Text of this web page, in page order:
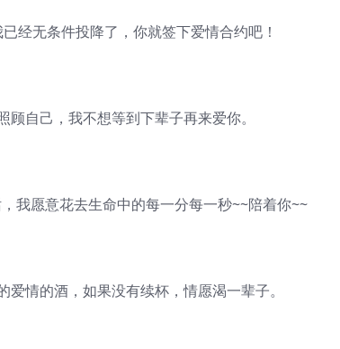
无条件投降了，你就签下爱情合约吧！
自己，我不想等到下辈子再来爱你。
愿意花去生命中的每一分每一秒~~陪着你~~
情的酒，如果没有续杯，情愿渴一辈子。